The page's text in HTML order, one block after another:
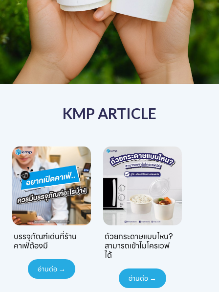
KMP ARTICLE
บรรจุภัณฑ์เด่นที่ร้าน
คาเฟ่ต้องมี
อ่านต่อ →
ถ้วยกระดาษแบบไหน?
สามารถเข้าไมโครเวฟ
ได้
อ่านต่อ →